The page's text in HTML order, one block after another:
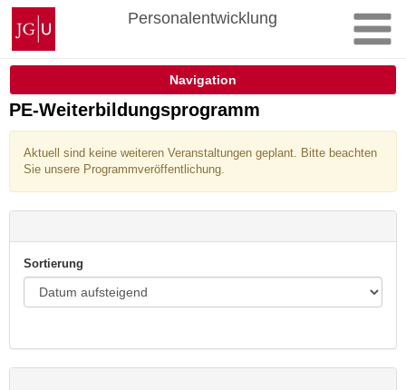
Zum
Inhalt
springen
Johannes
Gutenberg-
Universität
Personalentwicklung
Navigation
PE-Weiterbildungsprogramm
Aktuell sind keine weiteren Veranstaltungen geplant. Bitte beachten
Sie unsere Programmveröffentlichung.
Sortierung